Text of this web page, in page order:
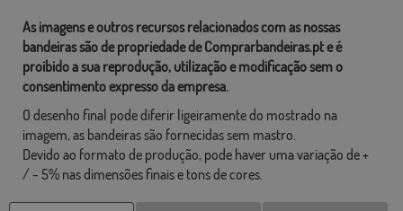
As imagens e outros recursos relacionados com as nossas
bandeiras são de propriedade de Comprarbandeiras.pt e é
proibido a sua reprodução, utilização e modificação sem o
consentimento expresso da empresa.
O desenho final pode diferir ligeiramente do mostrado na
imagem, as bandeiras são fornecidas sem mastro.
Devido ao formato de produção, pode haver uma variação de +
/ - 5% nas dimensões finais e tons de cores.